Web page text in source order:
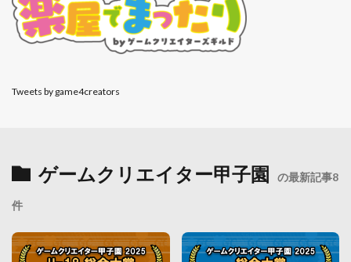
Tweets by game4creators
ゲームクリエイター甲子園 の最新記事8
件